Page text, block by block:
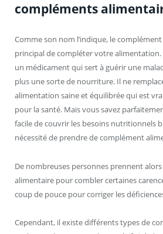
compléments
Comme son nom l’indique, le
principal de compléter votre alimentation.
un médicament qui sert à guérir une
plus une sorte de nourriture. Il ne
alimentation saine et équilibrée qui est
pour la santé. Mais vous savez
facile de couvrir les besoins nutritionnels
nécessité de prendre de complément
De nombreuses personnes prennent
alimentaire pour combler certaines
coup de pouce pour corriger les
Cependant, il existe différents types de